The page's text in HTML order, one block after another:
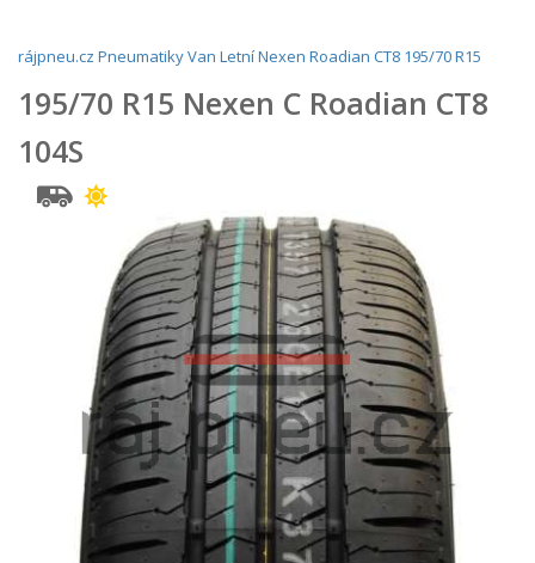
rájpneu.cz PneumatikyVan LetníNexen Roadian CT8 195/70 R15
195/70 R15 Nexen C Roadian CT8
104S